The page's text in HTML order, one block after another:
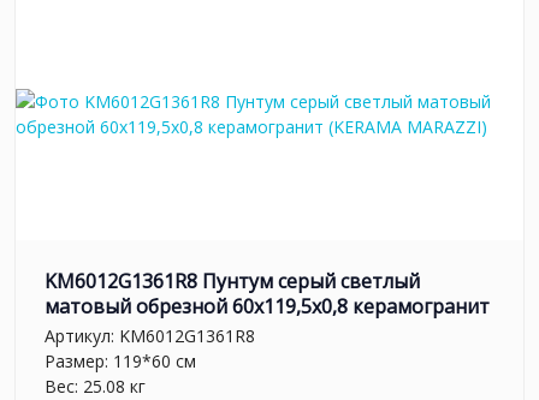
KM6012G1361R8 Пунтум серый светлый
матовый обрезной 60x119,5x0,8 керамогранит
Артикул: KM6012G1361R8
Размер: 119*60 см
Вес: 25.08 кг